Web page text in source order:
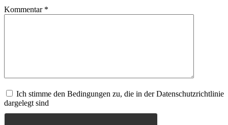
Kommentar *
Ich stimme den Bedingungen zu, die in der Datenschutzrichtlinie
dargelegt sind